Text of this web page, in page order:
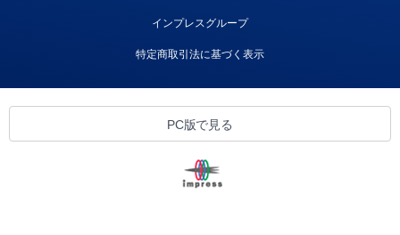
インプレスグループ
特定商取引法に基づく表示
PC版で見る